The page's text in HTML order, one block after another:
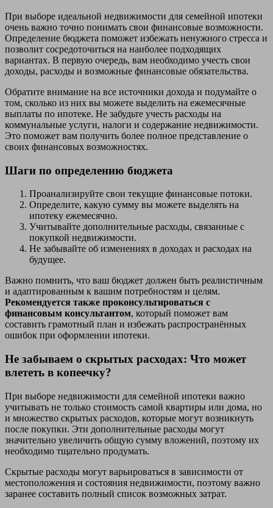
При выборе идеальной недвижимости для семейной ипотеки
очень важно точно понимать свои финансовые возможности.
Определение бюджета поможет избежать ненужного стресса и
позволит сосредоточиться на наиболее подходящих
вариантах. В первую очередь, вам необходимо учесть свои
доходы, расходы и возможные финансовые обязательства.
Обратите внимание на все источники дохода и подумайте о
том, сколько из них вы можете выделить на ежемесячные
выплаты по ипотеке. Не забудьте учесть расходы на
коммунальные услуги, налоги и содержание недвижимости.
Это поможет вам получить более полное представление о
своих финансовых возможностях.
Шаги по определению бюджета
Проанализируйте свои текущие финансовые потоки.
Определите, какую сумму вы можете выделять на
ипотеку ежемесячно.
Учитывайте дополнительные расходы, связанные с
покупкой недвижимости.
Не забывайте об изменениях в доходах и расходах на
будущее.
Важно помнить, что ваш бюджет должен быть реалистичным
и адаптированным к вашим потребностям и целям.
Рекомендуется также проконсультироваться с
финансовым консультантом, который поможет вам
составить грамотный план и избежать распространённых
ошибок при оформлении ипотеки.
Не забываем о скрытых расходах: Что может
влететь в копеечку?
При выборе недвижимости для семейной ипотеки важно
учитывать не только стоимость самой квартиры или дома, но
и множество скрытых расходов, которые могут возникнуть
после покупки. Эти дополнительные расходы могут
значительно увеличить общую сумму вложений, поэтому их
необходимо тщательно продумать.
Скрытые расходы могут варьироваться в зависимости от
местоположения и состояния недвижимости, поэтому важно
заранее составить полный список возможных затрат.